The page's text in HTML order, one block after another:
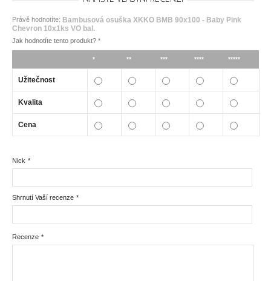
Právě hodnotíte: Bambusová osuška XKKO BMB 90x100 - Baby Pink
Chevron 10x1ks VO bal.
Jak hodnotíte tento produkt? *
* ** *** **** *****
Užitečnost
Kvalita
Cena
*
Nick
*
Shrnutí Vaší recenze
*
Recenze